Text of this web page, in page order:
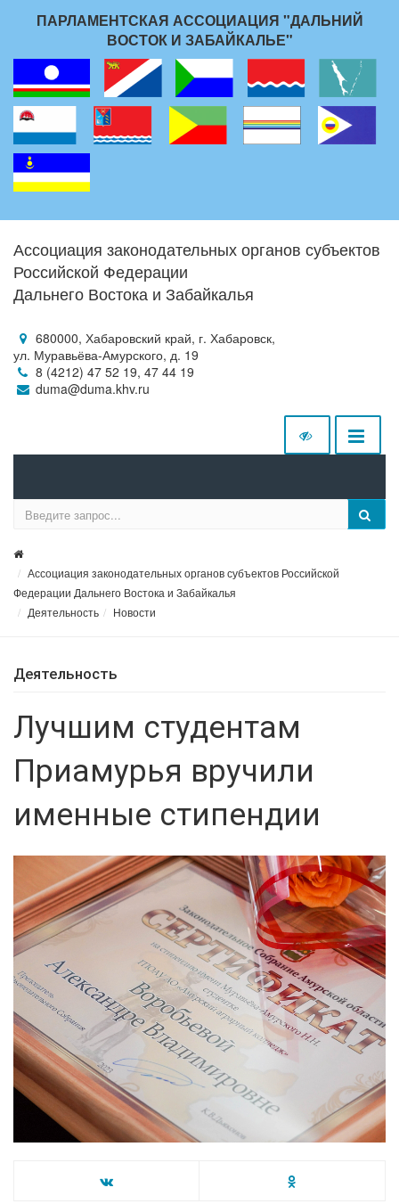
ПАРЛАМЕНТСКАЯ АССОЦИАЦИЯ "ДАЛЬНИЙ
ВОСТОК И ЗАБАЙКАЛЬЕ"
Ассоциация законодательных органов субъектов
Российской Федерации
Дальнего Востока и Забайкалья
680000, Хабаровский край, г. Хабаровск,
ул. Муравьёва-Амурского, д. 19
8 (4212) 47 52 19, 47 44 19
duma@duma.khv.ru
Ассоциация законодательных органов субъектов Российской
Федерации Дальнего Востока и Забайкалья
Деятельность
Новости
Деятельность
Лучшим студентам
Приамурья вручили
именные стипендии